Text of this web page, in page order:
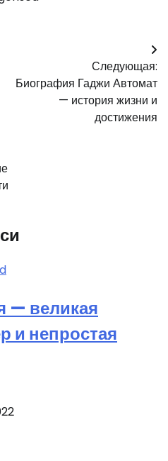
Следующая:
Биография Гаджи Автомат
— история жизни и
достижения
— великая
и непростая